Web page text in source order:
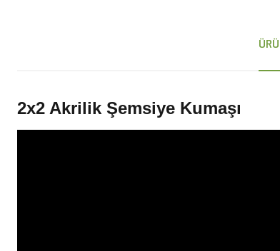
2x2 Akrilik Şemsiye Kumaşı